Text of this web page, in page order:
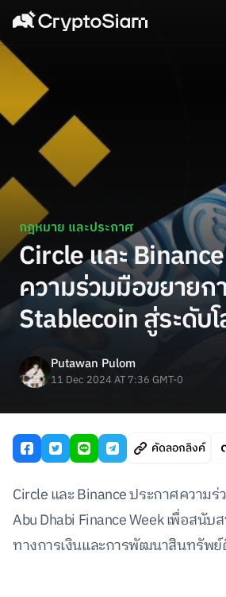
กฎหมาย และประกาศ
Circle และ
ความร่วมมือขยายก
Stablecoin สู่ระดับ
Putawan Pulom
11 Dec 2024 AT 7:36 GMT-0
คัดลอกลิงค์
Circle และ Binance ประกาศความ
Abu Dhabi Finance Week เพื่อสนับ
ทางการเงินและการพัฒนาสินทรัพ